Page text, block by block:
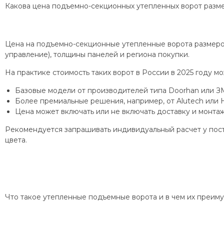
Какова цена подъемно-секционных утепленных ворот
Цена на подъемно-секционные утепленные ворота
управление), толщины панелей и региона покупки.
На практике стоимость таких ворот в России в 2025 году
Базовые модели от производителей типа Doorhan или
Более премиальные решения, например, от Alutech
Цена может включать или не включать доставку и
Рекомендуется запрашивать индивидуальный расчет у
цвета.
Что такое утепленные подъемные ворота и в чем их